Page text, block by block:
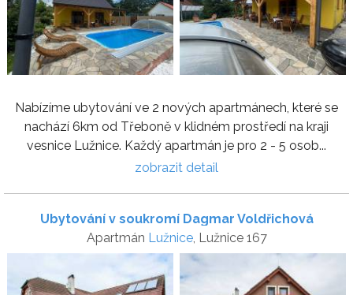
Nabízíme ubytování ve 2 nových apartmánech, které se
nachází 6km od Třeboně v klidném prostředí na kraji
vesnice Lužnice. Každý apartmán je pro 2 - 5 osob...
zobrazit detail
Ubytování v soukromí Dagmar Voldřichová
Apartmán Lužnice, Lužnice 167